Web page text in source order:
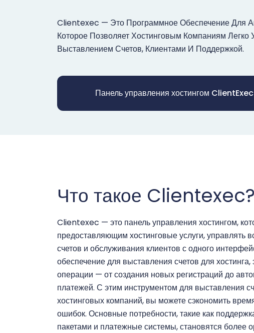
Clientexec — Это Программное Обеспечение Для
Которое Позволяет Хостинговым Компаниям Легко
Выставлением Счетов, Клиентами И Поддержкой.
Панель управления хостингом ClientExec
Что такое Clientexec?
Clientexec — это панель управления хостингом,
предоставляющим хостинговые услуги, управлять
счетов и обслуживания клиентов с одного
обеспечение для выставления счетов для
операции — от создания новых регистраций до
платежей. С этим инструментом для выставления
хостинговых компаний, вы можете сэкономить
ошибок. Основные потребности, такие как
пакетами и платежные системы, становятся